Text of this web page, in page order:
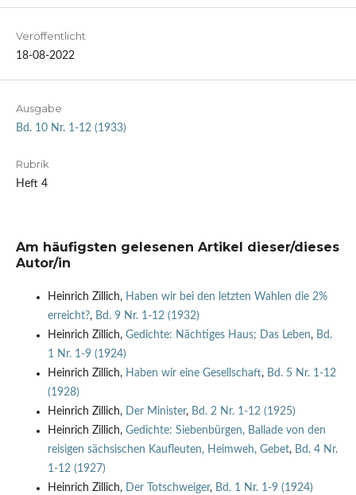
Veröffentlicht
18-08-2022
Ausgabe
Bd. 10 Nr. 1-12 (1933)
Rubrik
Heft 4
Am häufigsten gelesenen Artikel dieser/dieses
Autor/in
Heinrich Zillich, Haben wir bei den letzten Wahlen die 2%
erreicht?, Bd. 9 Nr. 1-12 (1932)
Heinrich Zillich, Gedichte: Nächtiges Haus; Das Leben, Bd.
1 Nr. 1-9 (1924)
Heinrich Zillich, Haben wir eine Gesellschaft, Bd. 5 Nr. 1-12
(1928)
Heinrich Zillich, Der Minister, Bd. 2 Nr. 1-12 (1925)
Heinrich Zillich, Gedichte: Siebenbürgen, Ballade von den
reisigen sächsischen Kaufleuten, Heimweh, Gebet, Bd. 4 Nr.
1-12 (1927)
Heinrich Zillich, Der Totschweiger, Bd. 1 Nr. 1-9 (1924)